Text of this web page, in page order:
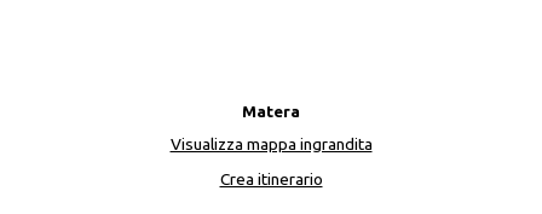
Matera
Visualizza mappa ingrandita
Crea itinerario